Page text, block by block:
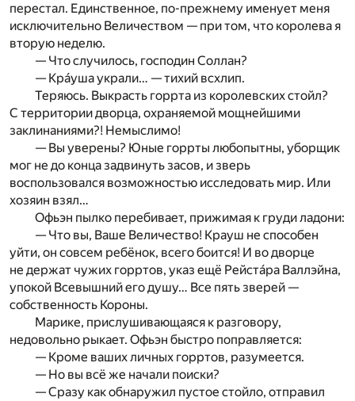
перестал. Единственное, по-прежнему именует меня
исключительно Величеством — при том, что королева я
вторую неделю.
— Что случилось, господин Соллан?
— Крáуша украли… — тихий всхлип.
Теряюсь. Выкрасть горрта из королевских стойл?
С территории дворца, охраняемой мощнейшими
заклинаниями?! Немыслимо!
— Вы уверены? Юные горрты любопытны, уборщик
мог не до конца задвинуть засов, и зверь
воспользовался возможностью исследовать мир. Или
хозяин взял…
Офьэн пылко перебивает, прижимая к груди ладони:
— Что вы, Ваше Величество! Крауш не способен
уйти, он совсем ребёнок, всего боится! И во дворце
не держат чужих горртов, указ ещё Рейстáра Валлэйна,
упокой Всевышний его душу… Все пять зверей —
собственность Короны.
Марике, прислушивающаяся к разговору,
недовольно рыкает. Офьэн быстро поправляется:
— Кроме ваших личных горртов, разумеется.
— Но вы всё же начали поиски?
— Сразу как обнаружил пустое стойло, отправил